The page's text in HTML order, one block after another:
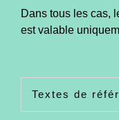
Dans tous les cas,
est valable
Textes de